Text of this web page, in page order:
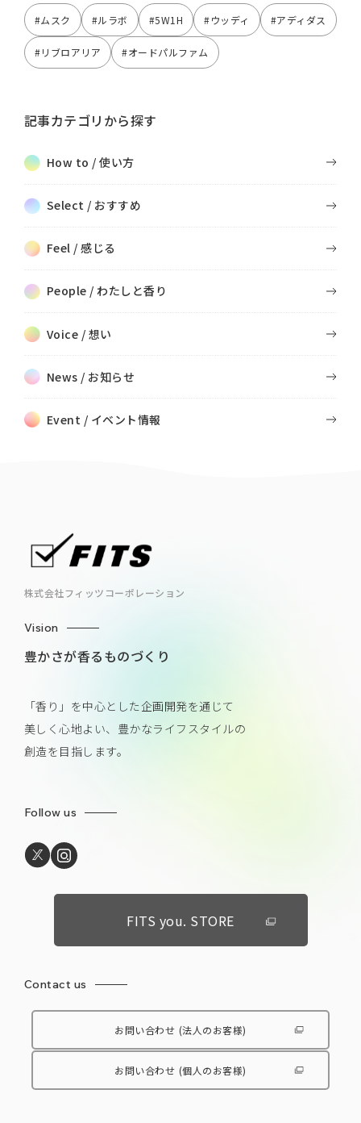
#ムスク #ルラボ #5W1H #ウッディ #アディダス
#リブロアリア #オードパルファム
記事カテゴリから探す
How to / 使い方
Select / おすすめ
Feel / 感じる
People / わたしと香り
Voice / 想い
News / お知らせ
Event / イベント情報
株式会社フィッツコーポレーション
Vision
豊かさが香るものづくり
「香り」を中心とした企画開発を通じて
美しく心地よい、豊かなライフスタイルの
創造を目指します。
Follow us
FITS you. STORE
Contact us
お問い合わせ (法人のお客様)
お問い合わせ (個人のお客様)